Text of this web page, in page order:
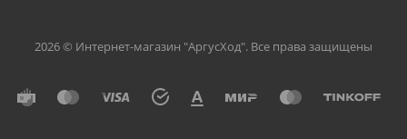
2026 © Интернет-магазин "АргусХод". Все права защищены